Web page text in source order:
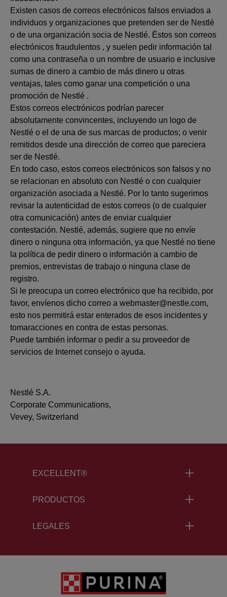
Existen casos de correos electrónicos falsos enviados a
individuos y organizaciones que pretenden ser de Nestlé
o de una organización socia de Nestlé. Éstos son correos
electrónicos fraudulentos , y suelen pedir información tal
como una contraseña o un nombre de usuario e inclusive
sumas de dinero a cambio de más dinero u otras
ventajas, tales como ganar una competición o una
promoción de Nestlé .
Estos correos electrónicos podrían parecer
absolutamente convincentes, incluyendo un logo de
Nestlé o el de una de sus marcas de productos; o venir
remitidos desde una dirección de correo que pareciera
ser de Nestlé.
En todo caso, estos correos electrónicos son falsos y no
se relacionan en absoluto con Nestlé o con cualquier
organización asociada a Nestlé. Por lo tanto sugerimos
revisar la autenticidad de estos correos (o de cualquier
otra comunicación) antes de enviar cualquier
contestación. Nestlé, además, sugiere que no envíe
dinero o ninguna otra información, ya que Nestlé no tiene
la política de pedir dinero o información a cambio de
premios, entrevistas de trabajo o ninguna clase de
registro.
Si le preocupa un correo electrónico que ha recibido, por
favor, envíenos dicho correo a webmaster@nestle.com,
esto nos permitirá estar enterados de esos incidentes y
tomaracciones en contra de estas personas.
Puede también informar o pedir a su proveedor de
servicios de Internet consejo o ayuda.
Nestlé S.A.
Corporate Communications,
Vevey, Switzerland
EXCELLENT®
PRODUCTOS
LEGALES